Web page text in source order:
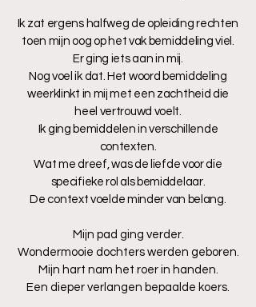
Ik zat ergens halfweg de opleiding rechten
toen mijn oog op het vak bemiddeling viel.
Er ging iets aan in mij.
Nog voel ik dat. Het woord bemiddeling
weerklinkt in mij met een zachtheid die
heel vertrouwd voelt.
Ik ging bemiddelen in verschillende
contexten.
Wat me dreef, was de liefde voor die
specifieke rol als bemiddelaar.
De context voelde minder van belang.
Mijn pad ging verder.
Wondermooie dochters werden geboren.
Mijn hart nam het roer in handen.
Een dieper verlangen bepaalde koers.